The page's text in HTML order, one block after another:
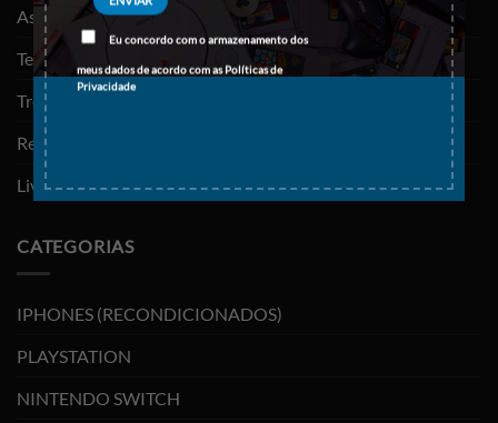
Eu concordo com o armazenamento dos
meus dados de acordo com asPolíticas de
Privacidade
As minhas encomendas
Termos e Condições
Trocas e devoluções
Resolução de litígios
Livro de reclamações
CATEGORIAS
IPHONES (RECONDICIONADOS)
PLAYSTATION
NINTENDO SWITCH